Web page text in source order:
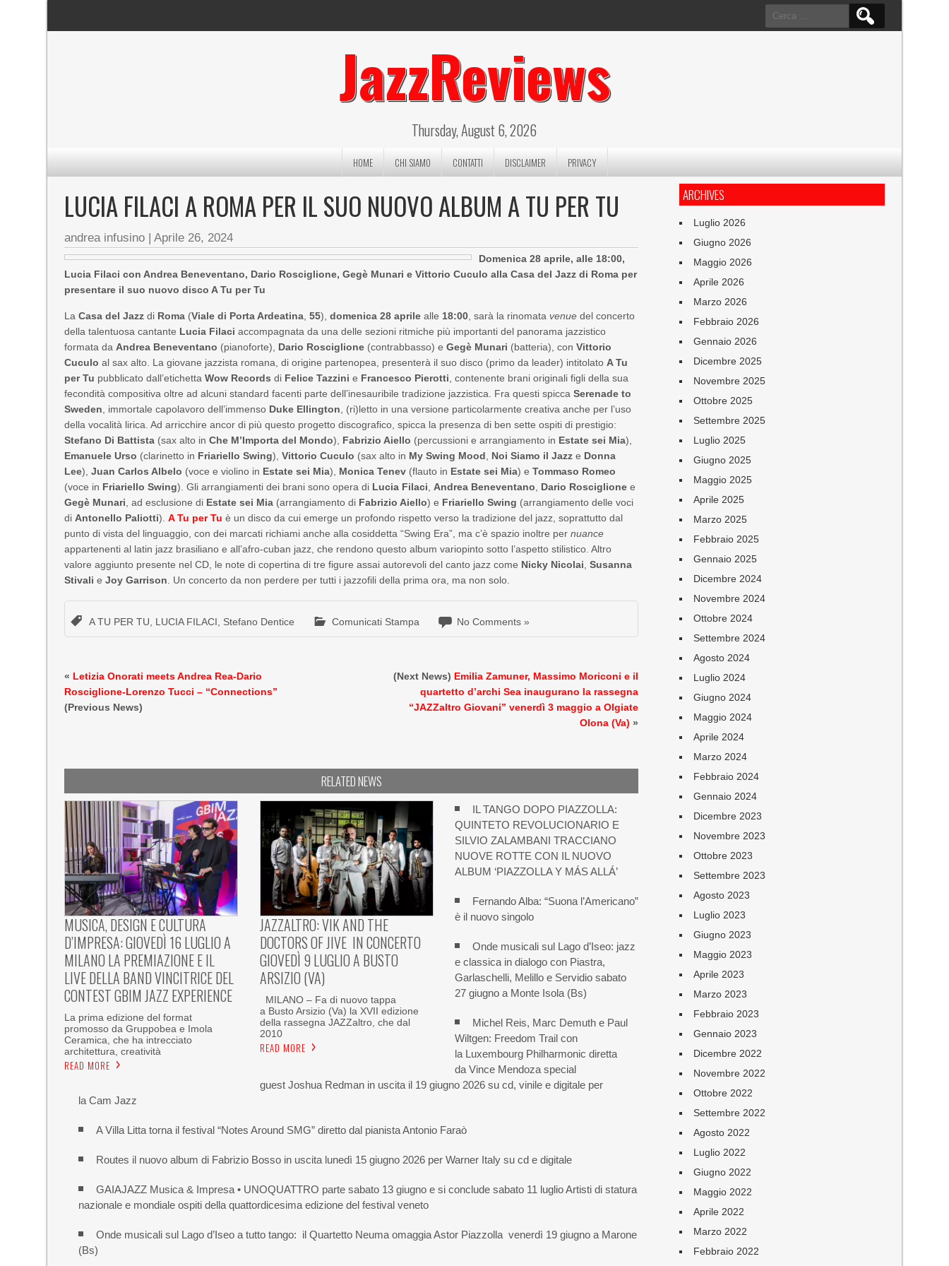
Ricerca
per:
JazzReviews
Thursday, August 6, 2026
HOME CHI SIAMO CONTATTI DISCLAIMER PRIVACY
LUCIA FILACI A ROMA PER IL SUO NUOVO ALBUM A TU PER TU
andrea infusino |Aprile 26, 2024
Domenica 28 aprile, alle 18:00,
Lucia Filaci con Andrea Beneventano, Dario Rosciglione, Gegè Munari e Vittorio Cuculo alla Casa del Jazz di Roma per
presentare il suo nuovo disco A Tu per Tu
LaCasa del Jazz di Roma (Viale di Porta Ardeatina ,55),domenica 28 aprilealle 18:00 , sarà la rinomatavenue del concerto
della talentuosa cantante Lucia Filaci accompagnata da una delle sezioni ritmiche più importanti del panorama jazzistico
formata da Andrea Beneventano (pianoforte), Dario Rosciglione (contrabbasso) eGegè Munari (batteria), conVittorio
Cuculo al sax alto. La giovane jazzista romana, di origine partenopea, presenterà il suo disco (primo da leader) intitolato A Tu
per Tu pubblicato dall’etichettaWow Records di Felice Tazzini e Francesco Pierotti , contenente brani originali figli della sua
fecondità compositiva oltre ad alcuni standard facenti parte dell’inesauribile tradizione jazzistica. Fra questi spiccaSerenade to
Sweden , immortale capolavoro dell’immenso Duke Ellington , (ri)letto in una versione particolarmente creativa anche per l’uso
della vocalità lirica. Ad arricchire ancor di più questo progetto discografico, spicca la presenza di ben sette ospiti di prestigio:
Stefano Di Battista (sax alto inChe M’Importa del Mondo), Fabrizio Aiello (percussioni e arrangiamento in Estate sei Mia),
Emanuele Urso (clarinetto in Friariello Swing),Vittorio Cuculo (sax alto in My Swing Mood Noi Siamo il Jazz e Donna
Lee),Juan Carlos Albelo (voce e violino in Estate sei Mia), Monica Tenev (flauto in Estate sei Mia) eTommaso Romeo
(voce in Friariello Swing). Gli arrangiamenti dei brani sono opera di Lucia Filaci Andrea Beneventano Dario Rosciglione e
Gegè Munari , ad esclusione di Estate sei Mia (arrangiamento di Fabrizio Aiello) e Friariello Swing (arrangiamento delle voci
di Antonello Paliotti).A Tu per Tu è un disco da cui emerge un profondo rispetto verso la tradizione del jazz, soprattutto dal
punto di vista del linguaggio, con dei marcati richiami anche alla cosiddetta “Swing Era”, ma c’è spazio inoltre pernuance
appartenenti al latin jazz brasiliano e all’afro-cuban jazz, che rendono questo album variopinto sotto l’aspetto stilistico. Altro
valore aggiunto presente nel CD, le note di copertina di tre figure assai autorevoli del canto jazz come Nicky Nicolai ,Susanna
Stivali eJoy Garrison . Un concerto da non perdere per tutti i jazzofili della prima ora, ma non solo.
A TU PER TU LUCIA FILACI Stefano Dentice Comunicati Stampa No Comments »
« Letizia Onorati meets Andrea Rea-Dario
Rosciglione-Lorenzo Tucci – “Connections”
(Previous News)
(Next News) Emilia Zamuner, Massimo Moriconi e il
quartetto d’archi Sea inaugurano la rassegna
“JAZZaltro Giovani” venerdì 3 maggio a Olgiate
Olona (Va) »
RELATED NEWS
MUSICA, DESIGN E CULTURA
D’IMPRESA: GIOVEDÌ 16 LUGLIO A
MILANO LA PREMIAZIONE E IL
LIVE DELLA BAND VINCITRICE DEL
CONTEST GBIM JAZZ EXPERIENCE
La prima edizione del format
promosso da Gruppobea e Imola
Ceramica, che ha intrecciato
architettura, creatività
READ MORE
JAZZALTRO: VIK AND THE
DOCTORS OF JIVE IN CONCERTO
GIOVEDÌ 9 LUGLIO A BUSTO
ARSIZIO (VA)
MILANO – Fa di nuovo tappa
a Busto Arsizio (Va) la XVII edizione
della rassegna JAZZaltro, che dal
2010
READ MORE
IL TANGO DOPO PIAZZOLLA:
QUINTETO REVOLUCIONARIO E
SILVIO ZALAMBANI TRACCIANO
NUOVE ROTTE CON IL NUOVO
ALBUM ‘PIAZZOLLA Y MÁS ALLÁ’
Fernando Alba: “Suona l’Americano”
è il nuovo singolo
Onde musicali sul Lago d’Iseo: jazz
e classica in dialogo con Piastra,
Garlaschelli, Melillo e Servidio sabato
27 giugno a Monte Isola (Bs)
Michel Reis, Marc Demuth e Paul
Wiltgen: Freedom Trail con
la Luxembourg Philharmonic diretta
da Vince Mendoza special
guest Joshua Redman in uscita il 19 giugno 2026 su cd, vinile e digitale per
la Cam Jazz
A Villa Litta torna il festival “Notes Around SMG” diretto dal pianista Antonio Faraò
Routes il nuovo album di Fabrizio Bosso in uscita lunedì 15 giugno 2026 per Warner Italy su cd e digitale
GAIAJAZZ Musica & Impresa • UNOQUATTRO parte sabato 13 giugno e si conclude sabato 11 luglio Artisti di statura
nazionale e mondiale ospiti della quattordicesima edizione del festival veneto
Onde musicali sul Lago d’Iseo a tutto tango: il Quartetto Neuma omaggia Astor Piazzolla venerdì 19 giugno a Marone
(Bs)
ARCHIVES
Luglio 2026
Giugno 2026
Maggio 2026
Aprile 2026
Marzo 2026
Febbraio 2026
Gennaio 2026
Dicembre 2025
Novembre 2025
Ottobre 2025
Settembre 2025
Luglio 2025
Giugno 2025
Maggio 2025
Aprile 2025
Marzo 2025
Febbraio 2025
Gennaio 2025
Dicembre 2024
Novembre 2024
Ottobre 2024
Settembre 2024
Agosto 2024
Luglio 2024
Giugno 2024
Maggio 2024
Aprile 2024
Marzo 2024
Febbraio 2024
Gennaio 2024
Dicembre 2023
Novembre 2023
Ottobre 2023
Settembre 2023
Agosto 2023
Luglio 2023
Giugno 2023
Maggio 2023
Aprile 2023
Marzo 2023
Febbraio 2023
Gennaio 2023
Dicembre 2022
Novembre 2022
Ottobre 2022
Settembre 2022
Agosto 2022
Luglio 2022
Giugno 2022
Maggio 2022
Aprile 2022
Marzo 2022
Febbraio 2022